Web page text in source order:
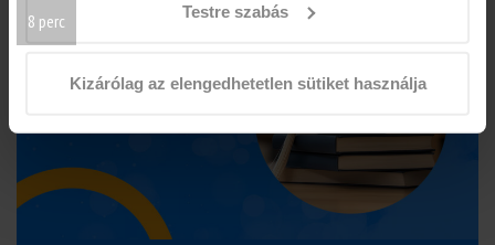
Testre szabás
Kizárólag az elengedhetetlen sütiket használja
8 perc